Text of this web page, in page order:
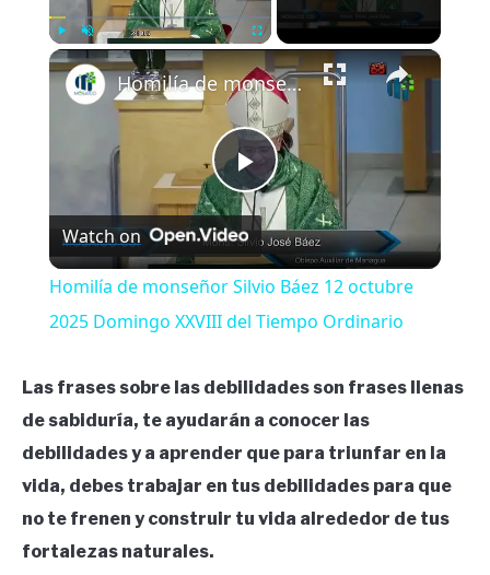
Unmute Fullscreen ×
Play
Video
Homilía de monseñor Silvio Báez 12 octubre 2025 Domingo XXVIII del Tiempo Ordinario
Watch on
Homilía de monseñor Silvio Báez 12 octubre
2025 Domingo XXVIII del Tiempo Ordinario
Las frases sobre las debilidades son frases llenas
de sabiduría, te ayudarán a conocer las
debilidades y a aprender que para triunfar en la
vida, debes trabajar en tus debilidades para que
no te frenen y construir tu vida alrededor de tus
fortalezas naturales.